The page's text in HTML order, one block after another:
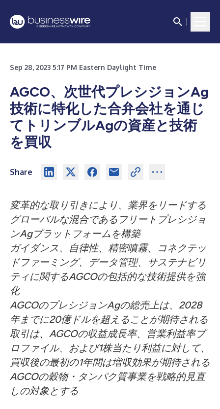
Sep 28, 2023 5:17 PM Eastern Daylight Time
AGCO、次世代プレシジョンAg
技術に特化した合弁会社を通じ
てトリンブルAgの資産と技術
を買収
Share
変革的な取り引きにより、業界をリードする
グローバルな混合であるフリートプレシジョ
ンAgプラットフォームを構築
ガイダンス、自律性、精密噴霧、コネクテッ
ドファーミング、データ管理、サステナビリ
ティに関するAGCOの包括的な技術提供を強
化
AGCOのプレシジョンAgの総売上は、2028
年までに20億ドルを超えることが期待される
取引は、AGCOの収益成長率、営業利益率プ
ロファイル、および1株当たり利益に対して、
買収後の最初の1年間は増収効果が期待される
AGCOの穀物・タンパク質事業を戦略的見直
しの対象とする